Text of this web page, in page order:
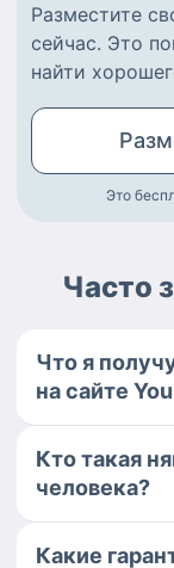
Разместите
сейчас. Это
найти
Это
Часто
Что я
на сайте
Кто такая
человека?
Какие